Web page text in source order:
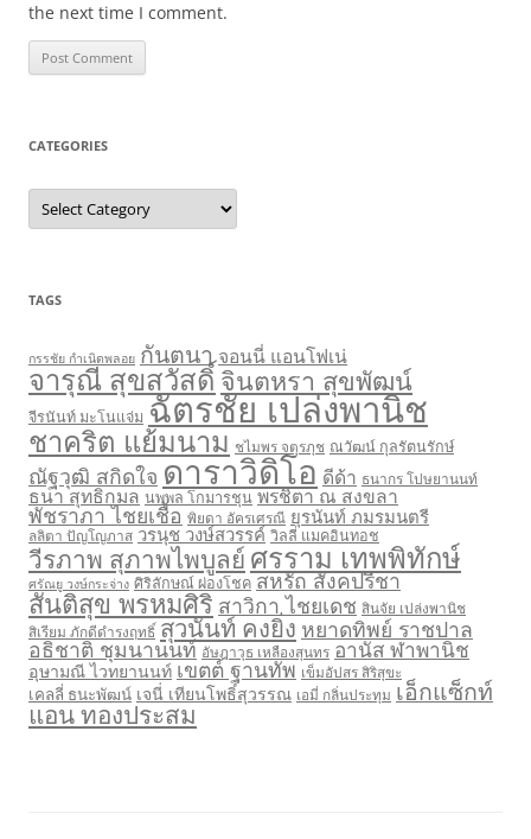
the next time I comment.
CATEGORIES
Categories
TAGS
กรรชัย กำเนิดพลอย กันตนา จอนนี่ แอนโฟเน่
จารุณี สุขสวัสดิ์ จินตหรา สุขพัฒน์
จีรนันท์ มะโนแจ่ม ฉัตรชัย เปล่งพานิช
ชาคริต แย้มนาม ชไมพร จตุรภุช ณวัฒน์ กุลรัตนรักษ์
ณัฐวุฒิ สกิดใจ ดาราวิดิโอ ดีด้า ธนากร โปษยานนท์
ธนา สุทธิกมล นพพล โกมารชุน พรชิตา ณ สงขลา
พัชราภา ไชยเชื้อ พิยดา อัครเศรณี ยุรนันท์ ภมรมนตรี
ลลิตา ปัญโญภาส วรนุช วงษ์สวรรค์ วิลลี่ แมคอินทอช
วีรภาพ สุภาพไพบูลย์ศรราม เทพพิทักษ์
ศรัณยู วงษ์กระจ่าง ศิริลักษณ์ ผ่องโชค สหรัถ สังคปรีชา
สันติสุข พรหมศิริ สาวิกา ไชยเดช สินจัย เปล่งพานิช
สิเรียม ภักดีดำรงฤทธิ์ สุวนันท์ คงยิ่ง หยาดทิพย์ ราชปาล
อธิชาติ ชุมนานนท์ อัษฎาวุธ เหลืองสุนทร อานัส ฬาพานิช
อุษามณี ไวทยานนท์ เขตต์ ฐานทัพ เข็มอัปสร สิริสุขะ
เคลลี่ ธนะพัฒน์ เจนี่ เทียนโพธิ์สุวรรณ เอมี่ กลิ่นประทุม เอ็กแซ็กท์
แอน ทองประสม